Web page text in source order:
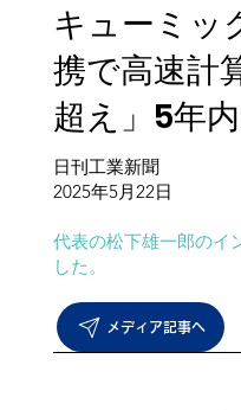
キューミッ
携で高速
超え」5年
日刊工業新聞
​2025年5月22日
代表の松下雄一郎のイ
した。
メディア記事へ